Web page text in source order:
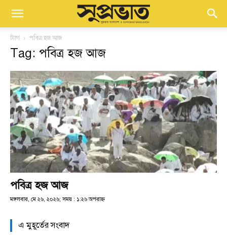
ট্যাগ পবিত্র হজ আজ
Tag: পবিত্র হজ আজ
পবিত্র হজ আজ
মঙ্গলবার, মে ২৬, ২০২৬; সময় : ১:২৬ অপরাহ্ণ
এ মুহূর্তের সংবাদ